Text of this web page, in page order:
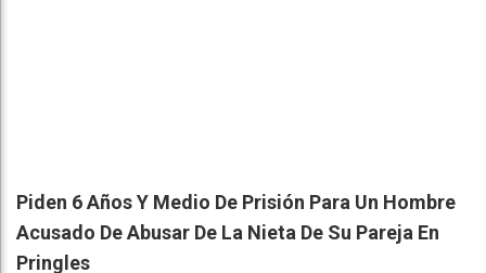
Piden 6 Años Y Medio De Prisión Para Un Hombre
Acusado De Abusar De La Nieta De Su Pareja En
Pringles